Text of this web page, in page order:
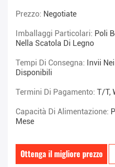
Prezzo: Negotiate
Imballaggi Particolari: Poli
Nella Scatola Di Legno
Tempi Di Consegna: Invii
Disponibili
Termini Di Pagamento: T/T,
Capacità Di Alimentazione:
Mese
Ottenga il migliore prezzo